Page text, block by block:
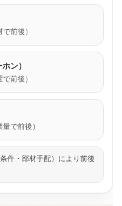
前後）
ン）
前後）
で前後）
件・部材手配）により前後